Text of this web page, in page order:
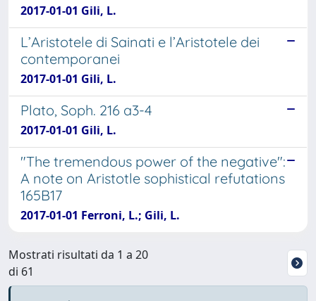
2017-01-01 Gili, L.
L’Aristotele di Sainati e l’Aristotele dei
contemporanei
2017-01-01 Gili, L.
Plato, Soph. 216 a3-4
2017-01-01 Gili, L.
"The tremendous power of the negative":
A note on Aristotle sophistical refutations
165B17
2017-01-01 Ferroni, L.; Gili, L.
Mostrati risultati da 1 a 20
di 61